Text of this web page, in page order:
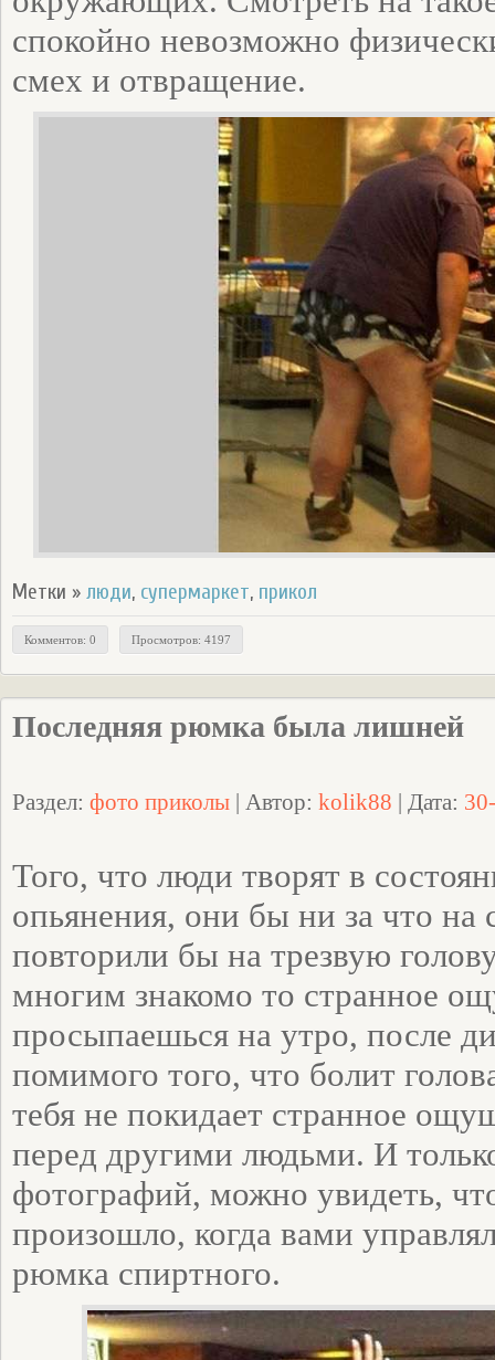
спокойно невозможно
смех и отвращение.
Метки » люди, супермаркет, прикол
Комментов: 0 Просмотров: 4197
Последняя рюмка была лишней
Раздел: фото приколы | Автор: kolik88 | Дата:
Того, что люди творят в
опьянения, они бы ни за что на
повторили бы на трезвую
многим знакомо то странное
просыпаешься на утро, после
помимого того, что болит
тебя не покидает странное
перед другими людьми. И
фотографий, можно увидеть,
произошло, когда вами
рюмка спиртного.